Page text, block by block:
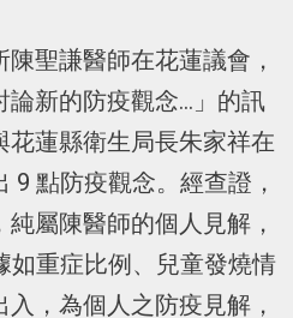
聖謙醫師在花蓮議會，
新的防疫觀念...」的訊
花蓮縣衛生局長朱家祥在
9 點防疫觀念。經查證，
屬陳醫師的個人見解，
如重症比例、兒童發燒情
，為個人之防疫見解，